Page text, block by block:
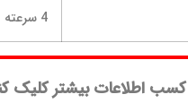
4 سرعته
اطلاعات بیشتر کلیک